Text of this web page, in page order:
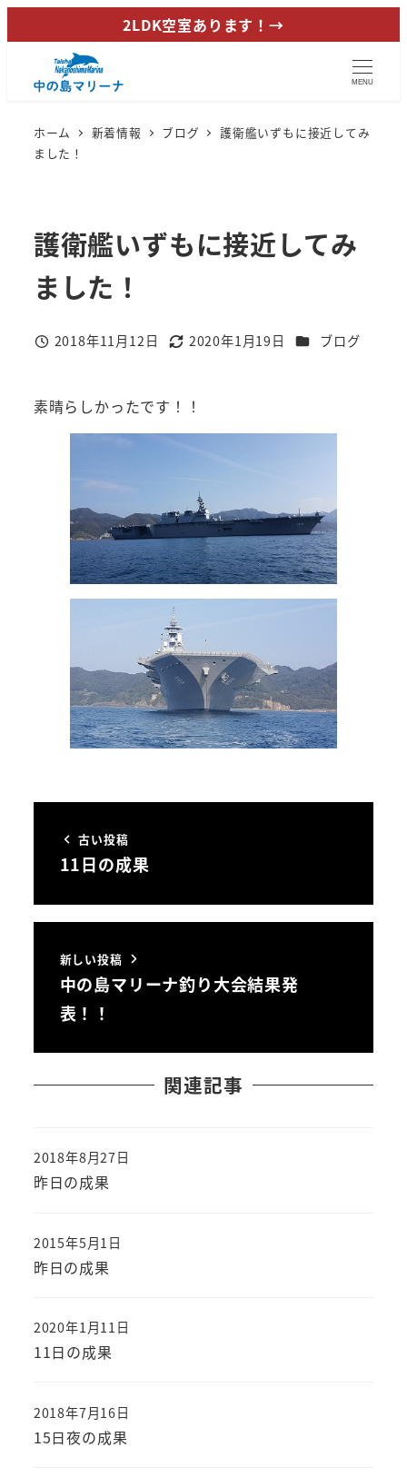
イ
2LDK空室あります！→
MENU
ホーム 新着情報 ブログ
護衛艦いずもに接近してみ
ました！
護衛艦いずもに接近してみ
ました！
投稿日
2018年11月12日
更新日
2020年1月19日 カテゴリー
ブログ
素晴らしかったです！！
古い投稿
11日の成果
新しい投稿
中の島マリーナ釣り大会結果発
表！！
関連記事
昨日の成果
投稿日
2018年8月27日
昨日の成果
投稿日
2015年5月1日
11日の成果
投稿日
2020年1月11日
15日夜の成果
投稿日
2018年7月16日